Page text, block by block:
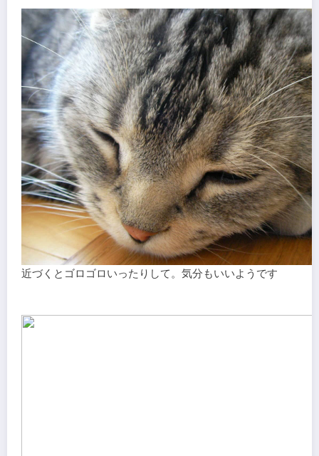
近づくとゴロゴロいったりして。気分もいいようです